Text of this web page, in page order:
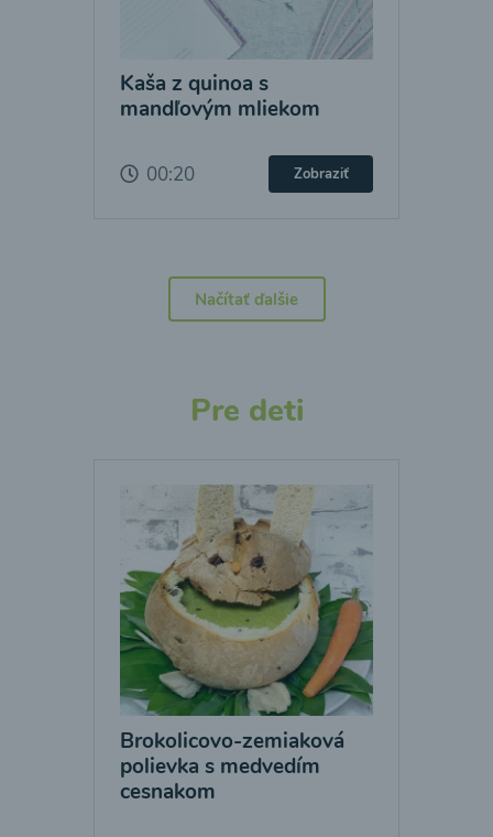
Kaša z quinoa s
mandľovým mliekom
00:20 Zobraziť
Načítať ďalšie
Pre deti
Brokolicovo-zemiaková
polievka s medvedím
cesnakom